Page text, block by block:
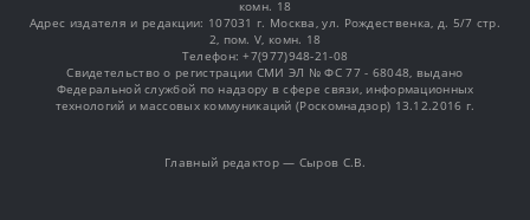
комн. 18
Адрес издателя и редакции: 107031 г. Москва, ул. Рождественка, д. 5/7 стр.
2, пом. V, комн. 18
Телефон: +7(977)948-21-08
Свидетельство о регистрации СМИ ЭЛ № ФС 77 - 68048, выдано
Федеральной службой по надзору в сфере связи, информационных
технологий и массовых коммуникаций (Роскомнадзор) 13.12.2016 г.
Главный редактор — Сыров С.В.